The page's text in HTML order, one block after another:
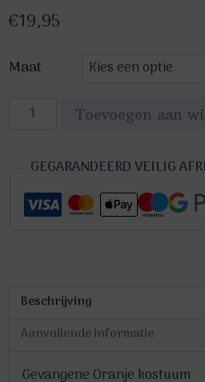
€19,95
Maat
Gevangene
aantal
Toevoegen aan
GEGARANDEERD VEILIG
Beschrijving
Aanvullende informatie
Gevangene Oranje kostuum